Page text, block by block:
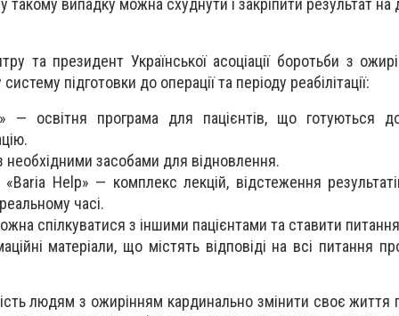
та президент Української асоціації боротьби з
підготовки до операції та періоду реабілітації:
— освітня програма для пацієнтів, що готуються
необхідними засобами для відновлення.
Help» — комплекс лекцій, відстеження
часі.
спілкуватися з іншими пацієнтами та ставити
матеріали, що містять відповіді на всі питання
людям з ожирінням кардинально змінити своє життя